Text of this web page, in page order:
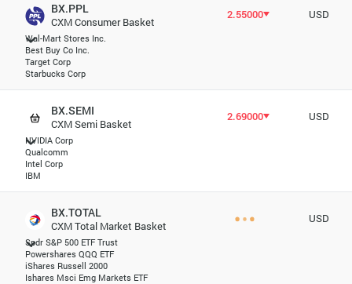
BX.PPL
CXM Consumer Basket
Wal-Mart Stores Inc.
Best Buy Co Inc.
Target Corp
Starbucks Corp
2.55000 USD
BX.SEMI
CXM Semi Basket
NVIDIA Corp
Qualcomm
Intel Corp
IBM
2.69000 USD
BX.TOTAL
CXM Total Market Basket
Spdr S&P 500 ETF Trust
Powershares QQQ ETF
iShares Russell 2000
Ishares Msci Emg Markets ETF
USD